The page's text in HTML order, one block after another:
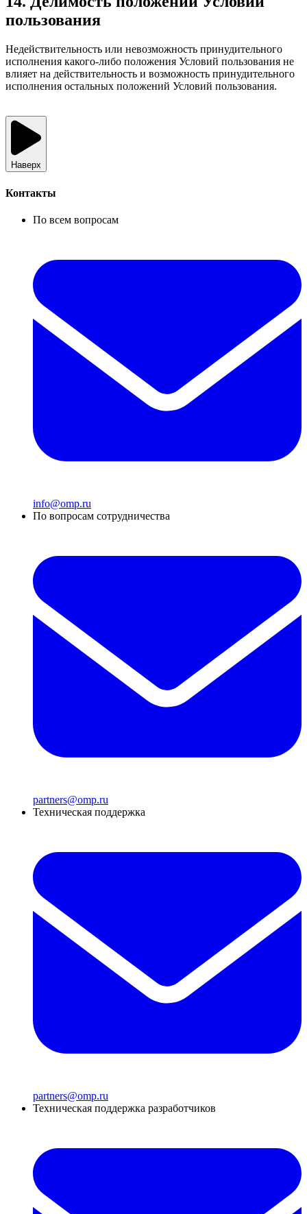
пользования
Недействительность или невозможность принудительного
исполнения какого-либо положения Условий пользования не
влияет на действительность и возможность принудительного
исполнения остальных положений Условий пользования.
Наверх
Контакты
По всем вопросам
info@omp.ru
По вопросам сотрудничества
partners@omp.ru
Техническая поддержка
partners@omp.ru
Техническая поддержка разработчиков